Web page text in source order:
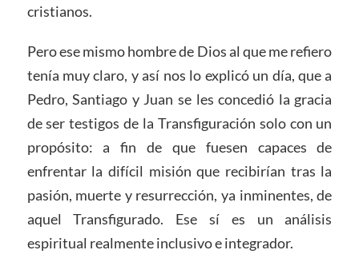
cristianos.
Pero ese mismo hombre de Dios al que me refiero
tenía muy claro, y así nos lo explicó un día, que a
Pedro, Santiago y Juan se les concedió la gracia
de ser testigos de la Transfiguración solo con un
propósito: a fin de que fuesen capaces de
enfrentar la difícil misión que recibirían tras la
pasión, muerte y resurrección, ya inminentes, de
aquel Transfigurado. Ese sí es un análisis
espiritual realmente inclusivo e integrador.